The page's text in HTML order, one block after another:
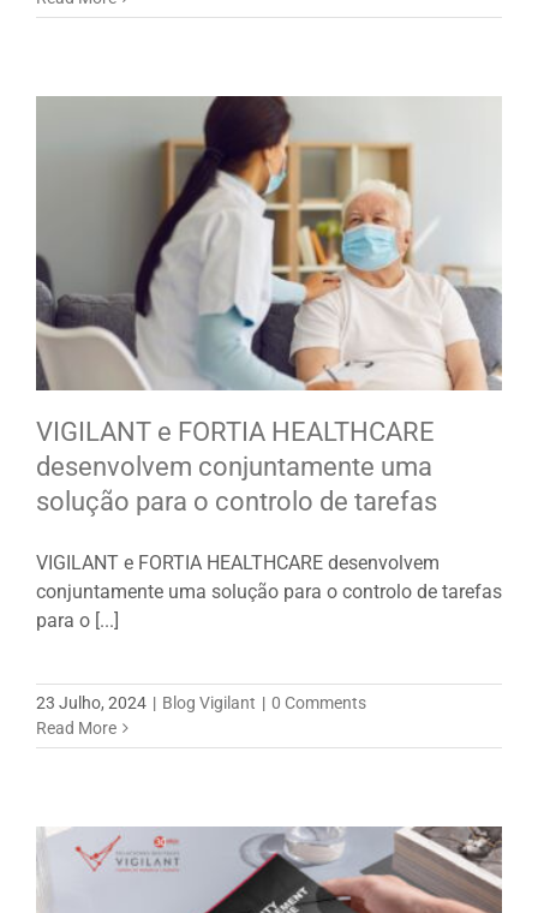
VIGILANT e FORTIA HEALTHCARE
desenvolvem conjuntamente uma
solução para o controlo de tarefas
VIGILANT e FORTIA HEALTHCARE desenvolvem
conjuntamente uma solução para o controlo de tarefas
para o [...]
23 Julho, 2024 | Blog Vigilant | 0 Comments
Read More